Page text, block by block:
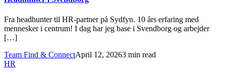
Fra headhunter til HR-partner på Sydfyn. 10 års erfaring med
mennesker i centrum! I dag har jeg base i Svendborg og arbejder
[…]
Team Find & ConnectApril 12, 20263 min read
HR